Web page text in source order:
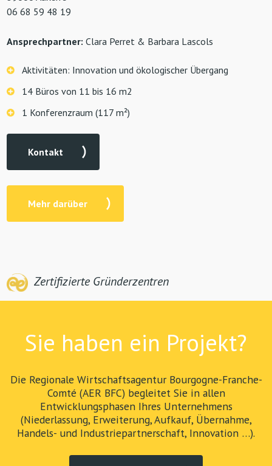
06 68 59 48 19
Ansprechpartner: Clara Perret & Barbara Lascols
Aktivitäten: Innovation und ökologischer Übergang
14 Büros von 11 bis 16 m2
1 Konferenzraum (117 m²)
Kontakt
Mehr darüber
Zertifizierte Gründerzentren
Sie haben ein Projekt?
Die Regionale Wirtschaftsagentur Bourgogne-Franche-
Comté (AER BFC) begleitet Sie in allen
Entwicklungsphasen Ihres Unternehmens
(Niederlassung, Erweiterung, Aufkauf, Übernahme,
Handels- und Industriepartnerschaft, Innovation …).